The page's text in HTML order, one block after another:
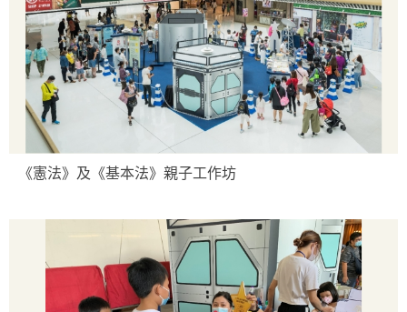
《憲法》及《基本法》親子工作坊